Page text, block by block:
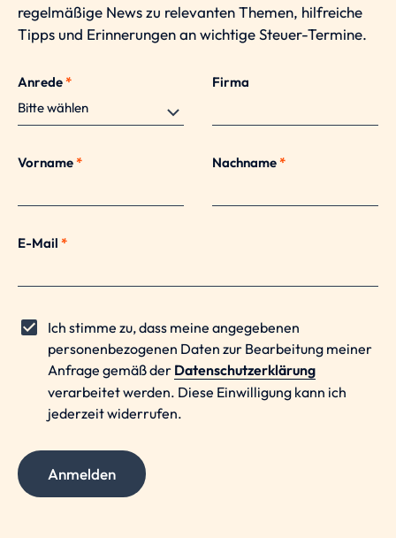
regelmäßige News zu relevanten Themen, hilfreiche
Tipps und Erinnerungen an wichtige Steuer-Termine.
Anrede* Firma
Vorname* Nachname*
E-Mail *
Ich stimme zu, dass meine angegebenen
personenbezogenen Daten zur Bearbeitung meiner
Anfrage gemäß der Datenschutzerklärung
verarbeitet werden. Diese Einwilligung kann ich
jederzeit widerrufen.
Anmelden